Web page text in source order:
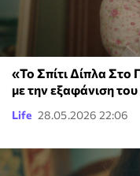
«Το Σπίτι Δίπλα Στο
με την εξαφάνιση
Life 28.05.2026 22:06